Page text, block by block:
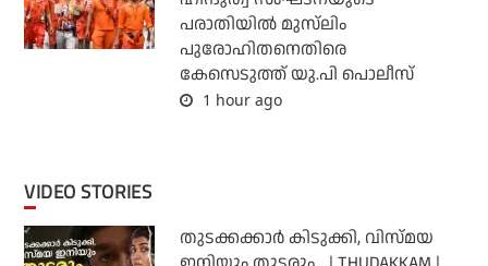
പരാതിയില്‍ മുസ്‌ലിം
പുരോഹിതനെതിരെ
കേസെടുത്ത് യു.പി പൊലീസ്
1 hour ago
VIDEO STORIES
തുടക്കക്കാര്‍ കിടുക്കി, വിസ്മയ